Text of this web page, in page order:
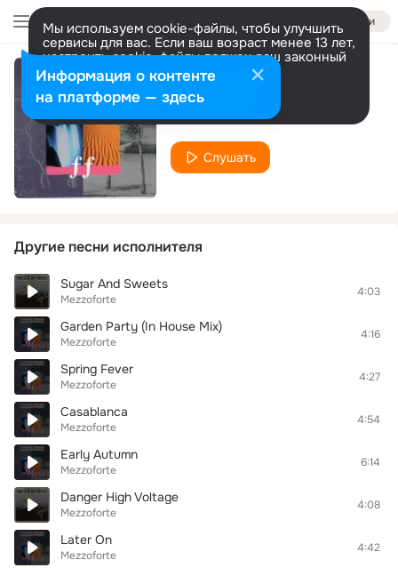
Войти
Мы используем cookie-файлы, чтобы улучшить
сервисы для вас. Если ваш возраст менее 13 лет,
настроить cookie-файлы должен ваш законный
представитель. Больше информации
Разрешить все Настроить
No Limits
Mezzoforte
Слушать
Другие песни исполнителя
Sugar And Sweets
Mezzoforte
4:03
Garden Party (In House Mix)
Mezzoforte
4:16
Spring Fever
Mezzoforte
4:27
Casablanca
Mezzoforte
4:54
Early Autumn
Mezzoforte
6:14
Danger High Voltage
Mezzoforte
4:08
Later On
Mezzoforte
4:42
Информация о контенте
на платформе — здесь